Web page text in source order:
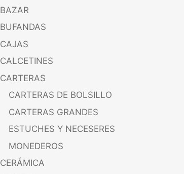
BAZAR
BUFANDAS
CAJAS
CALCETINES
CARTERAS
CARTERAS DE BOLSILLO
CARTERAS GRANDES
ESTUCHES Y NECESERES
MONEDEROS
CERÁMICA